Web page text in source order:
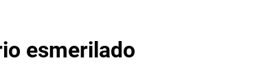
esmerilado